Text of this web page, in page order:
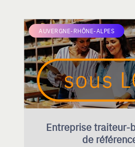
AUVERGNE-RHÔNE-ALPES
Entreprise traiteur-
de